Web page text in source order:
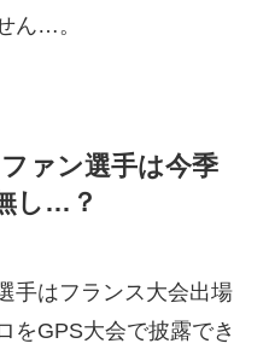
ん…。
ァン選手は今季
し…？
手はフランス大会出場
をGPS大会で披露でき